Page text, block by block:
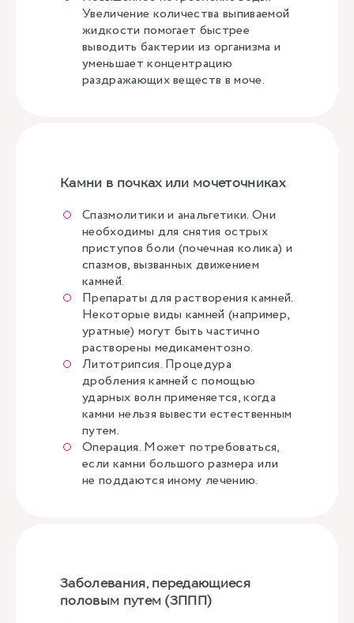
Увеличение количества выпиваемой
жидкости помогает быстрее
выводить бактерии из организма и
уменьшает концентрацию
раздражающих веществ в моче.
Камни в почках или мочеточниках
Спазмолитики и анальгетики. Они
необходимы для снятия острых
приступов боли (почечная колика) и
спазмов, вызванных движением
камней.
Препараты для растворения камней.
Некоторые виды камней (например,
уратные) могут быть частично
растворены медикаментозно.
Литотрипсия. Процедура
дробления камней с помощью
ударных волн применяется, когда
камни нельзя вывести естественным
путем.
Операция. Может потребоваться,
если камни большого размера или
не поддаются иному лечению.
Заболевания, передающиеся
половым путем (ЗППП)